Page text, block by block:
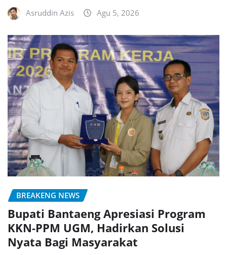
Asruddin Azis Agu 5, 2026
BREAKENG NEWS
Bupati Bantaeng Apresiasi Program
KKN-PPM UGM, Hadirkan Solusi
Nyata Bagi Masyarakat